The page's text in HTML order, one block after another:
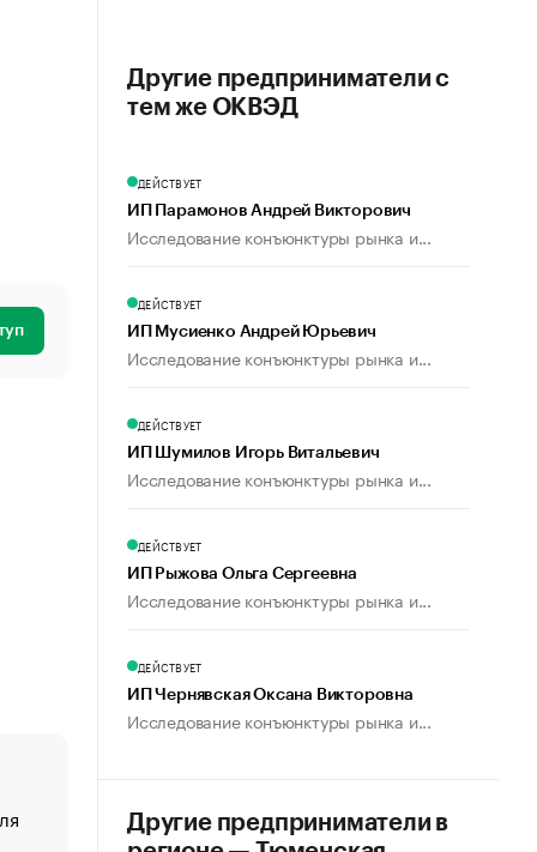
«От спорта тело стареет иначе». Как живет глава
создавшей GTA
Другие предприниматели с
тем же ОКВЭД
ДЕЙСТВУЕТ
ИП Парамонов Андрей Викторович
Исследование конъюнктуры рынка и...
ДЕЙСТВУЕТ
ИП Мусиенко Андрей Юрьевич
Исследование конъюнктуры рынка и...
ДЕЙСТВУЕТ
ИП Шумилов Игорь Витальевич
Исследование конъюнктуры рынка и...
ДЕЙСТВУЕТ
ИП Рыжова Ольга Сергеевна
Исследование конъюнктуры рынка и...
ДЕЙСТВУЕТ
ИП Чернявская Оксана Викторовна
Исследование конъюнктуры рынка и...
Другие предприниматели в